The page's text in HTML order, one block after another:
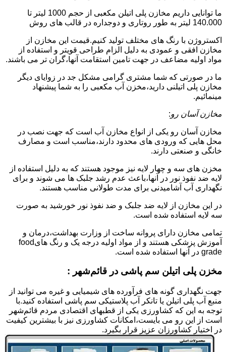
ما توانایی داریم مخازن پلی اتیلن مکعبی از حجم 1000 لیتر تا
140.000 لیتر به طور روتاری و دوجداره در قالب های روش
اکستروژن با رنگ های مختلف تولید کنیم.قیمت این مخازن از
مخازن افقی و عمودی به دلیل الزام طراحی قویتر و استفاده از
مواد اولیه مضاعف در جهت تامین استقامت آنها،گران تر می باشند.
ما در صورتی که شما مشتری گرامی مشکل جد در زوایای دیگر
مخازن پلی اتیلنی دارید،مخزن آب مکعبی را به شما پیشنهاد
مینمائیم.
مخازن آسان رو:
مخازن آسان رو یکی از انواع مخازن آب است که جهت نصب در
محل هایی که ورودی های محدود دارند،مناسب است و مصارف
خانگی و صنعتی دارند.
مخزن های سه و چهار لایه نیز موجود هستند که به دلیل استفاده از
لایه ضد نفوذ نور در آنها،باعث عدم رشد جلبک ها می شوند و برای
نگهداری آب آشامیدنی برای مدت طولانی مناسب هستند.
در این مخازن از لایه ضد جلبک و ضد نفوذ نور خورشید به صورت
سه لایه استفاده شده است.
تمامی مخازن دارای پروانه ساخت از وزارت بهداشت،درمان و
آموزش پزشکی هستند و از مواد اولیه درجه یک و رنگ هایfood
grade در آنها استفاده شده است.
مخزن پلی اتیلن سم پاشی در قائم‌شهر :
جهت نگهداری گونه های فرآورده های شیمیایی و غیره می توانید از
منبع آب پلی اتیلن یا تانکر آب پلاستیکی سم پاشی استفاده کنید.با
توجه به این که کشاورزی یکی از قطبهای اقتصادی مردم قائم‌شهر
است از این رو می بایست،امکانات کشاورزی نیز با بیشترین کیفیت
در اختیار کشاورزان عزیز قرار بگیرد.